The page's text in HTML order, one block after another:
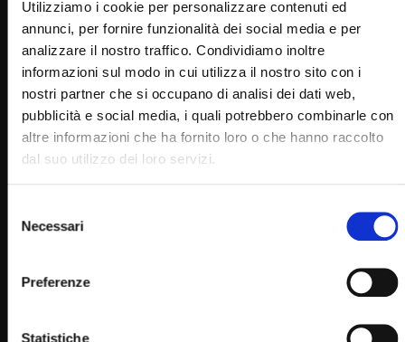
Utilizziamo i cookie per personalizzare contenuti ed
annunci, per fornire funzionalità dei social media e per
analizzare il nostro traffico. Condividiamo inoltre
informazioni sul modo in cui utilizza il nostro sito con i
nostri partner che si occupano di analisi dei dati web,
pubblicità e social media, i quali potrebbero combinarle con
altre informazioni che ha fornito loro o che hanno raccolto
dal suo utilizzo dei loro servizi.
delNecessari
Preferenze
Statistiche
01:07:46
Adorazione Eucaristica pastorale giovanile – 20
ottobre 2022